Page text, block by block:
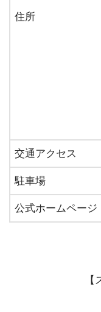
住所
交通アクセス
駐車場
公式ホームページ